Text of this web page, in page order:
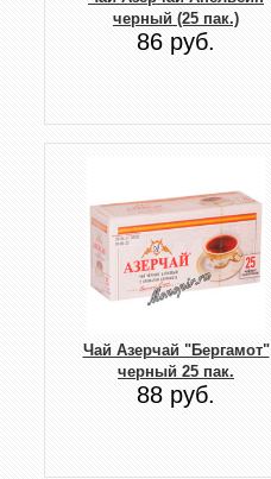
черный (25 пак.)
86 руб.
Чай Азерчай "Бергамот"
черный 25 пак.
88 руб.